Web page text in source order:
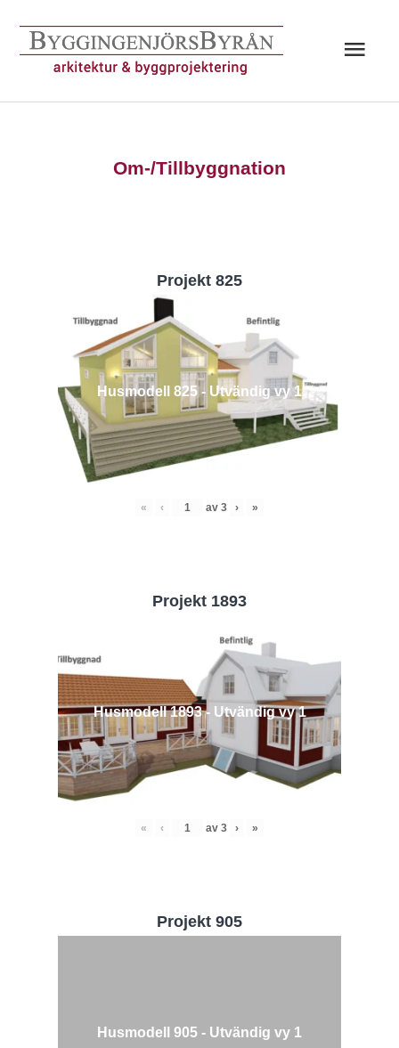
innehåll
Om-/Tillbyggnation
Projekt 825
Husmodell 825 - Utvändig vy 1
« ‹ av 3 › »
Projekt 1893
Husmodell 1893 - Utvändig vy 1
« ‹ av 3 › »
Projekt 905
Husmodell 905 - Utvändig vy 1